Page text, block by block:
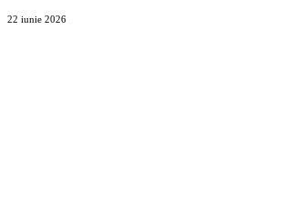
22 iunie 2026